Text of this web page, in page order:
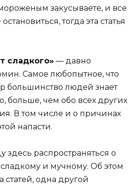
закусываете, и все
тогда эта статья
сладкого» — давно
Самое любопытное, что
большинство людей знает
больше, чем обо всех других
В том числе и о причинах
напасти.
здесь распространяться о
и мучному. Об этом
статей, одна другой